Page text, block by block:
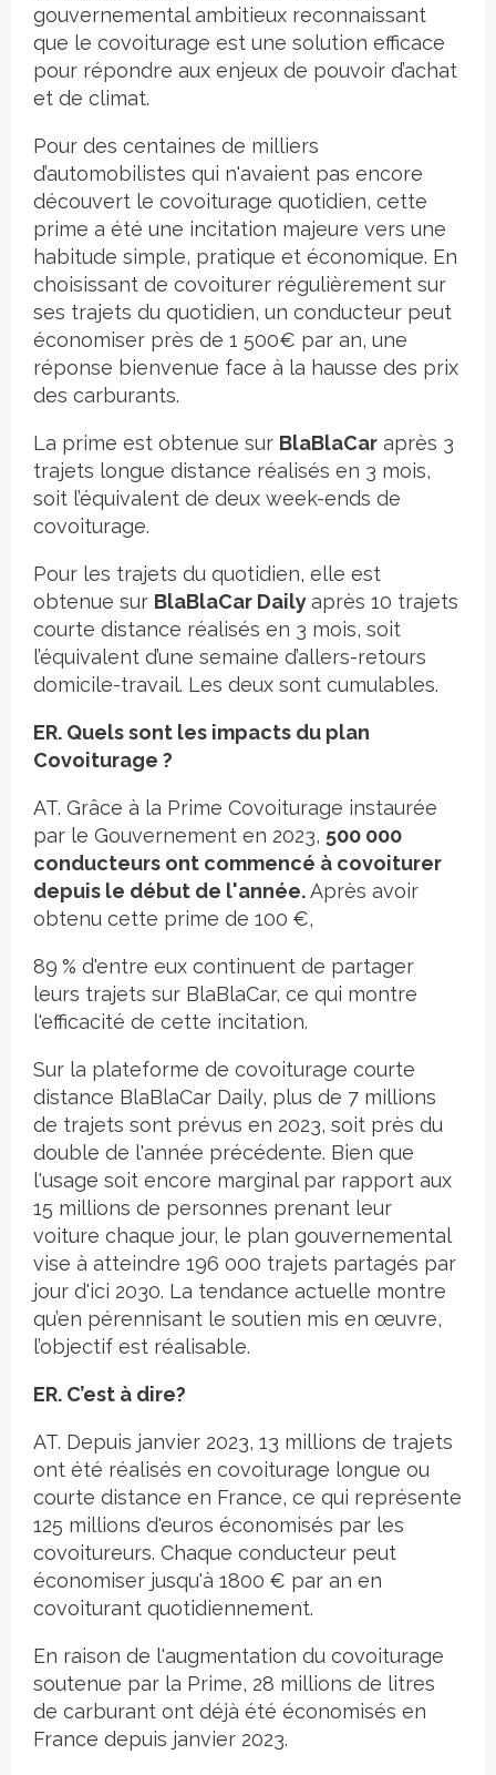
gouvernemental ambitieux reconnaissant
que le covoiturage est une solution efficace
pour répondre aux enjeux de pouvoir d’achat
et de climat.
Pour des centaines de milliers
d’automobilistes qui n'avaient pas encore
découvert le covoiturage quotidien, cette
prime a été une incitation majeure vers une
habitude simple, pratique et économique. En
choisissant de covoiturer régulièrement sur
ses trajets du quotidien, un conducteur peut
économiser près de 1 500€ par an, une
réponse bienvenue face à la hausse des prix
des carburants.
La prime est obtenue sur BlaBlaCar après 3
trajets longue distance réalisés en 3 mois,
soit l’équivalent de deux week-ends de
covoiturage.
Pour les trajets du quotidien, elle est
obtenue sur BlaBlaCar Dailyaprès 10 trajets
courte distance réalisés en 3 mois, soit
l’équivalent d’une semaine d’allers-retours
domicile-travail. Les deux sont cumulables.
ER. Quels sont les impacts du plan
Covoiturage ?
AT. Grâce à la Prime Covoiturage instaurée
par le Gouvernement en 2023, 500 000
conducteurs ont commencé à covoiturer
depuis le début de l'année.Après avoir
obtenu cette prime de 100 €,
89 % d'entre eux continuent de partager
leurs trajets sur BlaBlaCar, ce qui montre
l'efficacité de cette incitation.
Sur la plateforme de covoiturage courte
distance BlaBlaCar Daily, plus de 7 millions
de trajets sont prévus en 2023, soit près du
double de l'année précédente. Bien que
l'usage soit encore marginal par rapport aux
15 millions de personnes prenant leur
voiture chaque jour, le plan gouvernemental
vise à atteindre 196 000 trajets partagés par
jour d'ici 2030. La tendance actuelle montre
qu’en pérennisant le soutien mis en œuvre,
l’objectif est réalisable.
ER. C’est à dire?
AT. Depuis janvier 2023, 13 millions de trajets
ont été réalisés en covoiturage longue ou
courte distance en France, ce qui représente
125 millions d'euros économisés par les
covoitureurs. Chaque conducteur peut
économiser jusqu'à 1800 € par an en
covoiturant quotidiennement.
En raison de l'augmentation du covoiturage
soutenue par la Prime, 28 millions de litres
de carburant ont déjà été économisés en
France depuis janvier 2023.